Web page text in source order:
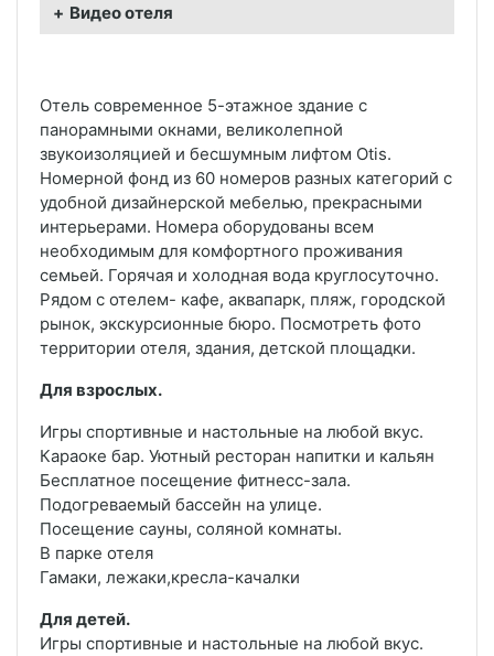
Видео отеля
Отель современное 5-этажное здание с
панорамными окнами, великолепной
звукоизоляцией и бесшумным лифтом Otis.
Номерной фонд из 60 номеров разных категорий с
удобной дизайнерской мебелью, прекрасными
интерьерами. Номера оборудованы всем
необходимым для комфортного проживания
семьей. Горячая и холодная вода круглосуточно.
Рядом с отелем- кафе, аквапарк, пляж, городской
рынок, экскурсионные бюро. Посмотреть фото
территории отеля, здания, детской площадки.
Для взрослых.
Игры спортивные и настольные на любой вкус.
Караоке бар. Уютный ресторан напитки и кальян
Бесплатное посещение фитнесс-зала.
Подогреваемый бассейн на улице.
Посещение сауны, соляной комнаты.
В парке отеля
Гамаки, лежаки,кресла-качалки
Для детей.
Игры спортивные и настольные на любой вкус.